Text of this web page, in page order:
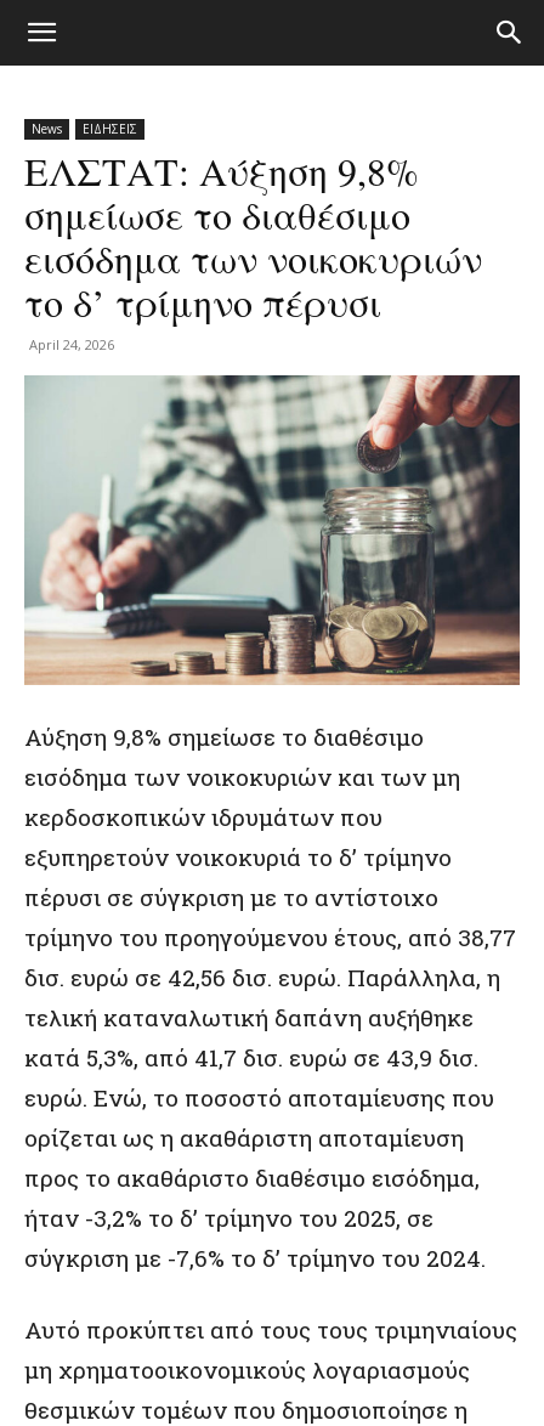
News ΕΙΔΗΣΕΙΣ
ΕΛΣΤΑΤ: Αύξηση 9,8%
σημείωσε το διαθέσιμο
εισόδημα των νοικοκυριών
το δ’ τρίμηνο πέρυσι
April 24, 2026
Αύξηση 9,8% σημείωσε το διαθέσιμο
εισόδημα των νοικοκυριών και των μη
κερδοσκοπικών ιδρυμάτων που
εξυπηρετούν νοικοκυριά το δ’ τρίμηνο
πέρυσι σε σύγκριση με το αντίστοιχο
τρίμηνο του προηγούμενου έτους, από 38,77
δισ. ευρώ σε 42,56 δισ. ευρώ. Παράλληλα, η
τελική καταναλωτική δαπάνη αυξήθηκε
κατά 5,3%, από 41,7 δισ. ευρώ σε 43,9 δισ.
ευρώ. Ενώ, το ποσοστό αποταμίευσης που
ορίζεται ως η ακαθάριστη αποταμίευση
προς το ακαθάριστο διαθέσιμο εισόδημα,
ήταν -3,2% το δ’ τρίμηνο του 2025, σε
σύγκριση με -7,6% το δ’ τρίμηνο του 2024.
Αυτό προκύπτει από τους τους τριμηνιαίους
μη χρηματοοικονομικούς λογαριασμούς
θεσμικών τομέων που δημοσιοποίησε η